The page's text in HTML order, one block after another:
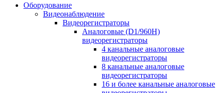
Оборудование
Видеонаблюдение
Видеорегистраторы
Аналоговые (D1/960H)
видеорегистраторы
4 канальные аналоговые
видеорегистраторы
8 канальные аналоговые
видеорегистраторы
16 и более канальные аналоговые